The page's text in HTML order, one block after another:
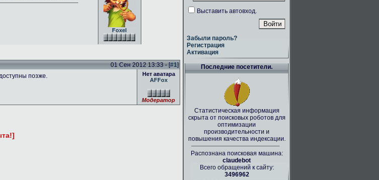
Foxel
01 Сен 2012 13:33 - [#1]
позже.
Нет аватара
AFFox
Модератор
Выставить автовход.
Забыли пароль?
Регистрация
Активация
Последние посетители.
Статистическая информация
скрыта от поисковых роботов для
оптимизации
производительности и
повышения качества индексации.
Распознана поисковая машина:
claudebot
Всего обращений к сайту:
3496962